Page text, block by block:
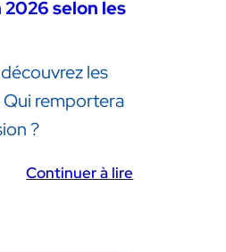
selon les
les
remportera
?
Continuer à lire